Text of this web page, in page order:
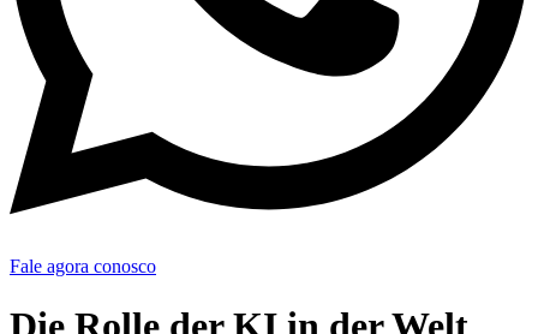
Fale agora conosco
Die Rolle der KI in der Welt